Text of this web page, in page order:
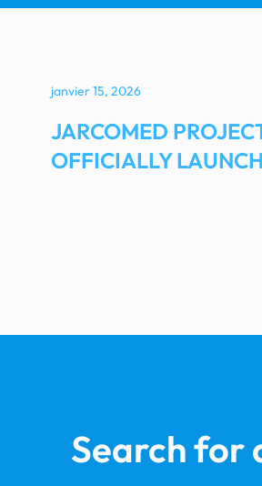
janvier 15, 2026
JARCOMED
OFFICIALLY
Search for